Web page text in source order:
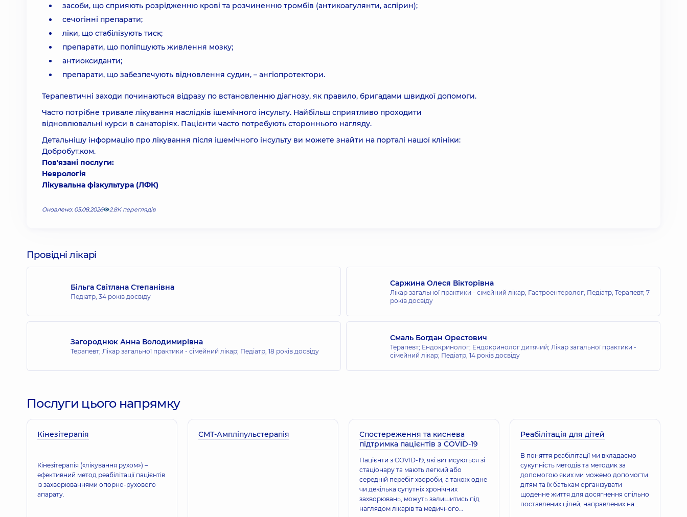
засоби, що сприяють розрідженню крові та розчиненню тромбів (антикоагулянти, аспірин);
сечогінні препарати;
ліки, що стабілізують тиск;
препарати, що поліпшують живлення мозку;
антиоксиданти;
препарати, що забезпечують відновлення судин, – ангіопротектори.
Терапевтичні заходи починаються відразу по встановленню діагнозу, як правило, бригадами швидкої допомоги.
Часто потрібне тривале лікування наслідків ішемічного інсульту. Найбільш сприятливо проходити
відновлювальні курси в санаторіях. Пацієнти часто потребують стороннього нагляду.
Детальнішу інформацію про лікування після ішемічного інсульту ви можете знайти на порталі нашої клініки:
Добробут.ком.
Пов'язані послуги:
Неврологія
Лікувальна фізкультура (ЛФК)
Оновлено: 05.08.2026 2.8К переглядів
Провідні лікарі
Більга Світлана Степанівна
Педіатр, 34 років досвіду
Саржина Олеся Вікторівна
Лікар загальної практики - сімейний лікар; Гастроентеролог; Педіатр; Терапевт, 7
років досвіду
Загороднюк Анна Володимирівна
Терапевт; Лікар загальної практики - сімейний лікар; Педіатр, 18 років досвіду
Смаль Богдан Орестович
Терапевт; Ендокринолог; Ендокринолог дитячий; Лікар загальної практики -
сімейний лікар; Педіатр, 14 років досвіду
Послуги цього напрямку
Кінезітерапія
Кінезітерапія («лікування рухом») –
ефективний метод реабілітації пацієнтів
із захворюваннями опорно-рухового
апарату.
СМТ-Ампліпульстерапія
Спостереження та киснева
підтримка пацієнтів з COVID-19
Пацієнти з COVID-19, які виписуються зі
стаціонару та мають легкий або
середній перебіг хвороби, а також одне
чи декілька супутніх хронічних
захворювань, можуть залишитись під
наглядом лікарів та медичного
Реабілітація для дітей
В поняття реабілітації ми вкладаємо
сукупність методів та методик за
допомогою яких ми можемо допомогти
дітям та їх батькам організувати
щоденне життя для досягнення спільно
поставлених цілей, направлених на